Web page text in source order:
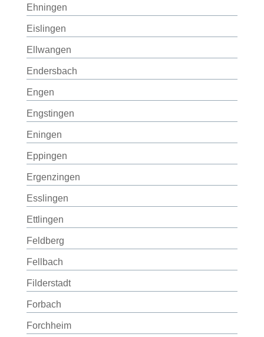
Ehningen
Eislingen
Ellwangen
Endersbach
Engen
Engstingen
Eningen
Eppingen
Ergenzingen
Esslingen
Ettlingen
Feldberg
Fellbach
Filderstadt
Forbach
Forchheim